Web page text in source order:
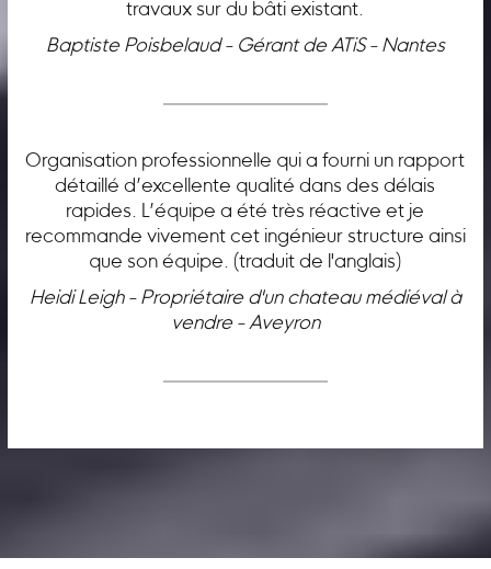
travaux sur du bâti existant.
Baptiste Poisbelaud - Gérant de ATiS - Nantes
Organisation professionnelle qui a fourni un rapport
détaillé d’excellente qualité dans des délais
rapides. L’équipe a été très réactive et je
recommande vivement cet ingénieur structure ainsi
que son équipe. (traduit de l'anglais)
Heidi Leigh - Propriétaire d'un chateau médiéval à
vendre - Aveyron